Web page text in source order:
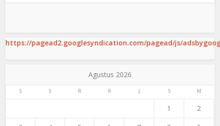
https://pagead2.googlesyndication.com/pagead/js/
Agustus 2026
S S R K J S M
1 2